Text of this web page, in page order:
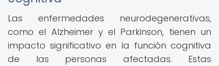
Las enfermedades neurodegenerativas,
como el Alzheimer y el Parkinson, tienen un
impacto significativo en la función cognitiva
de las personas afectadas. Estas